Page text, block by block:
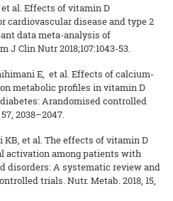
al. Effects of vitamin D
cardiovascular disease and type 2
data meta-analysis of
Clin Nutr 2018;107:1043-53.
E, et al. Effects of calcium-
metabolic profiles in vitamin D
Arandomised controlled
2038–2047.
et al. The effects of vitamin D
activation among patients with
disorders: A systematic review and
trials. Nutr. Metab. 2018, 15,